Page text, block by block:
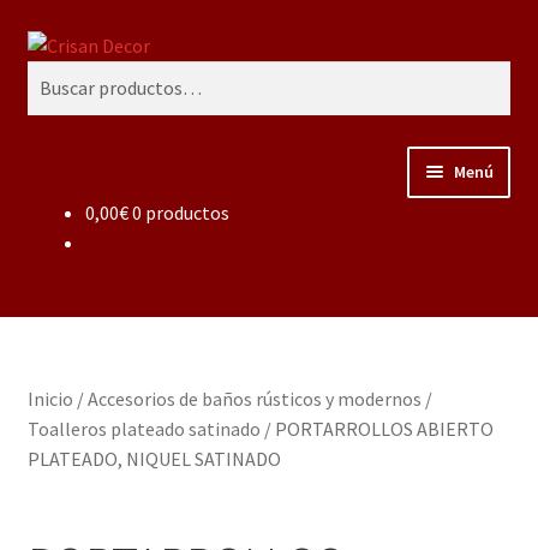
Ir
Ir
contenido
Buscar
Menú
Regalos infantiles, vajillas y canastillas bebé
Regalo personalizado, estuches copas grabadas, regalo
Accesorios de baños rústicos y modernos
Porcelana blanca Profesional y Hostelería
0,00€0 productos
Inicio /Accesorios de baños rústicos y modernos /
Toalleros plateado satinado / PORTARROLLOS ABIERTO
PLATEADO, NIQUEL SATINADO